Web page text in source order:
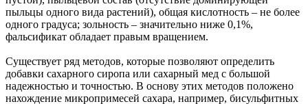
пыльцы одного вида растений), общая кислотность – не более
одного градуса; зольность – значительно ниже 0,1%,
фальсификат обладает правым вращением.
Существует ряд методов, которые позволяют определить
добавки сахарного сиропа или сахарный мед с большой
надежностью и точностью. В основу этих методов положено
нахождение микропримесей сахара, например, бисульфитных